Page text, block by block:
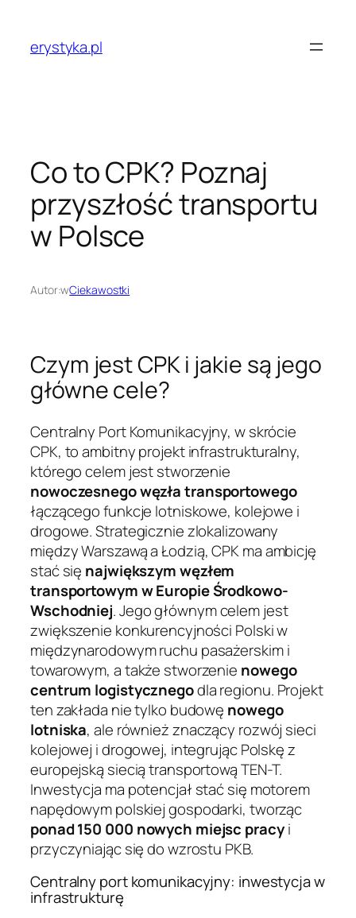
treścierystyka.pl
Co to CPK? Poznaj
przyszłość transportu
w Polsce
Autor:wCiekawostki
Czym jest CPK i jakie są jego
główne cele?
Centralny Port Komunikacyjny, w skrócie
CPK, to ambitny projekt infrastrukturalny,
którego celem jest stworzenie
nowoczesnego węzła transportowego
łączącego funkcje lotniskowe, kolejowe i
drogowe. Strategicznie zlokalizowany
między Warszawą a Łodzią, CPK ma ambicję
stać się największym węzłem
transportowym w Europie Środkowo-
Wschodniej. Jego głównym celem jest
zwiększenie konkurencyjności Polski w
międzynarodowym ruchu pasażerskim i
towarowym, a także stworzenie nowego
centrum logistycznegodla regionu. Projekt
ten zakłada nie tylko budowę nowego
lotniska, ale również znaczący rozwój sieci
kolejowej i drogowej, integrując Polskę z
europejską siecią transportową TEN-T.
Inwestycja ma potencjał stać się motorem
napędowym polskiej gospodarki, tworząc
ponad 150 000 nowych miejsc pracyi
przyczyniając się do wzrostu PKB.
Centralny port komunikacyjny: inwestycja w
infrastrukturę